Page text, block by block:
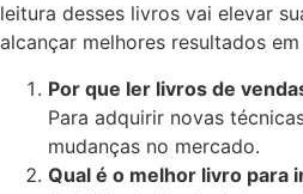
leitura desses livros vai elevar
alcançar melhores resultados em
Por que ler livros de
Para adquirir novas
mudanças no mercado.
Qual é o melhor livro para